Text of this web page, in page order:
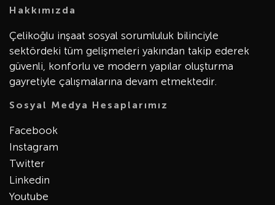
Hakkımızda
Çelikoğlu inşaat sosyal sorumluluk bilinciyle
sektördeki tüm gelişmeleri yakından takip ederek
güvenli, konforlu ve modern yapılar oluşturma
gayretiyle çalışmalarına devam etmektedir.
Sosyal Medya Hesaplarımız
Facebook
Instagram
Twitter
Linkedin
Youtube